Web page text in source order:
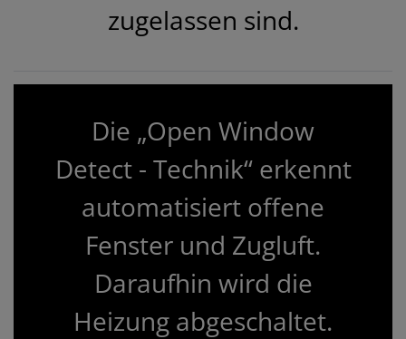
zugelassen sind.
Die „Open Window
Detect - Technik“ erkennt
automatisiert offene
Fenster und Zugluft.
Daraufhin wird die
Heizung abgeschaltet.